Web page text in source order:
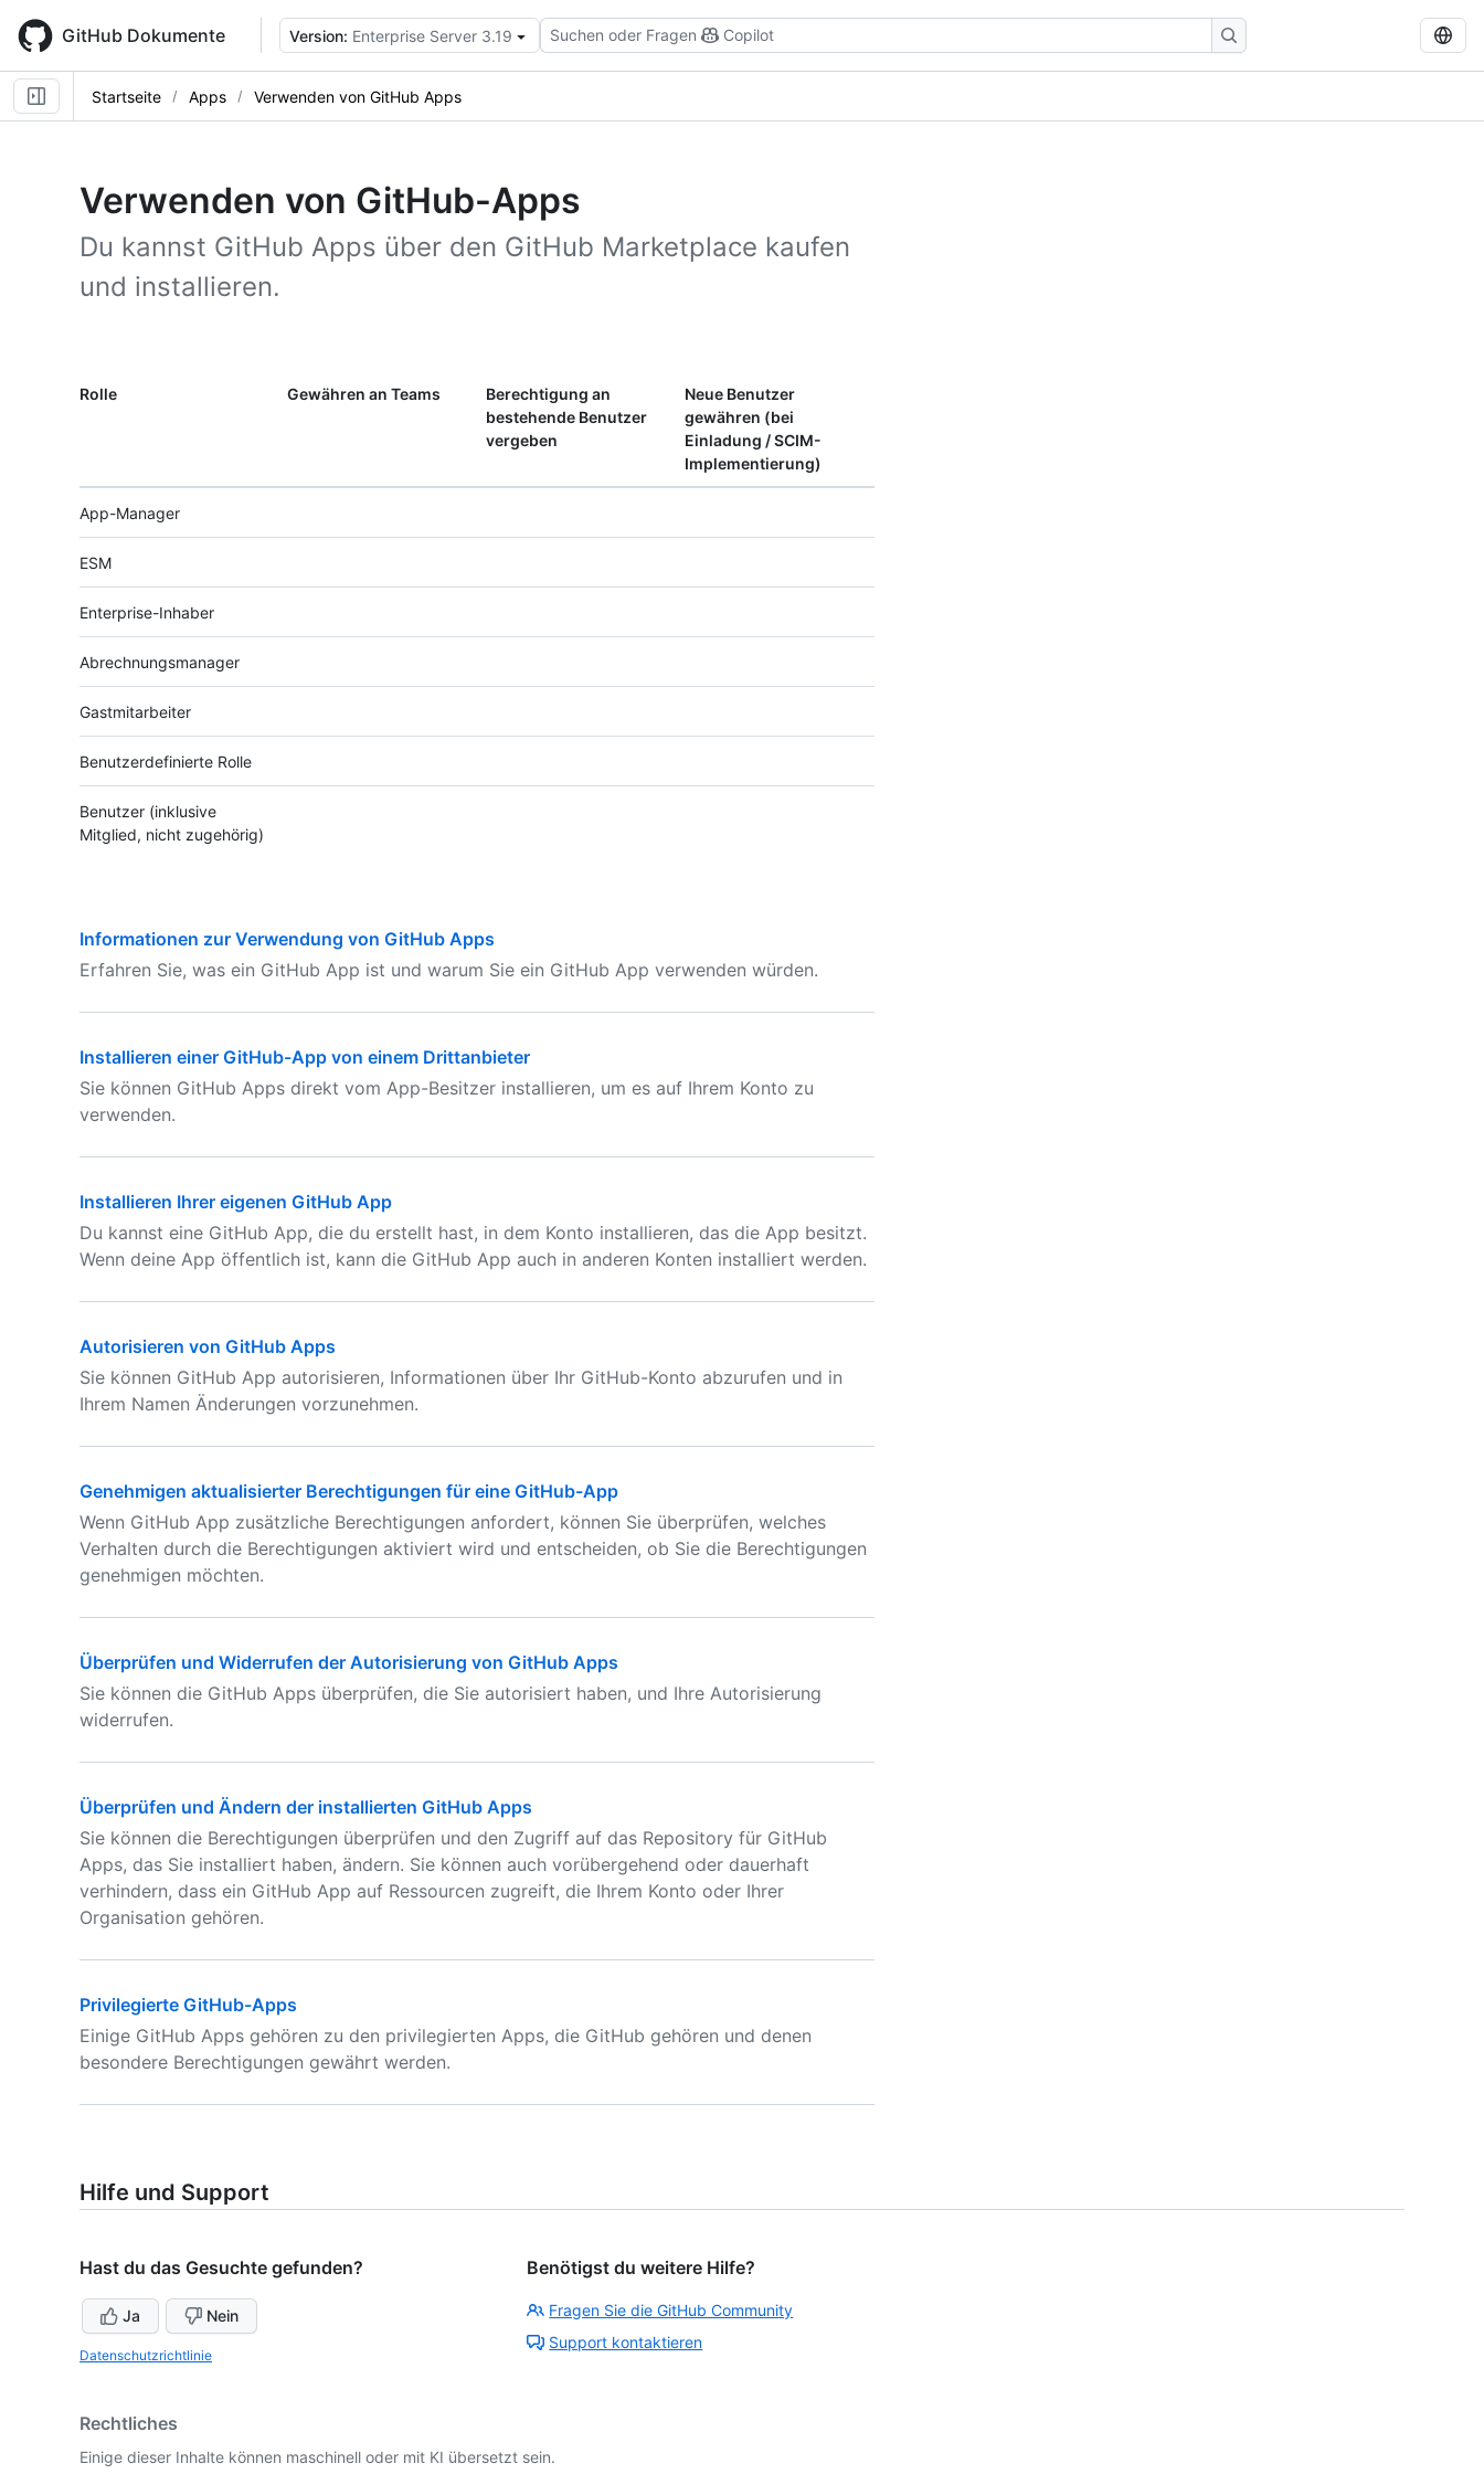
main
content
GitHub Dokumente Version: Enterprise Server 3.19 Suchen oder Fragen Copilot
Startseite Apps Verwenden von GitHub Apps
Verwenden von GitHub-Apps
Du kannst GitHub Apps über den GitHub Marketplace kaufen
und installieren.
Rolle Gewähren an Teams
Berechtigung an
bestehende Benutzer
vergeben
Neue Benutzer
gewähren (bei
Einladung / SCIM-
Implementierung)
App-Manager
ESM
Enterprise-Inhaber
Abrechnungsmanager
Gastmitarbeiter
Benutzerdefinierte Rolle
Benutzer (inklusive
Mitglied, nicht zugehörig)
Informationen zur Verwendung von GitHub Apps
Erfahren Sie, was ein GitHub App ist und warum Sie ein GitHub App verwenden würden.
Installieren einer GitHub-App von einem Drittanbieter
Sie können GitHub Apps direkt vom App-Besitzer installieren, um es auf Ihrem Konto zu
verwenden.
Installieren Ihrer eigenen GitHub App
Du kannst eine GitHub App, die du erstellt hast, in dem Konto installieren, das die App besitzt.
Wenn deine App öffentlich ist, kann die GitHub App auch in anderen Konten installiert werden.
Autorisieren von GitHub Apps
Sie können GitHub App autorisieren, Informationen über Ihr GitHub-Konto abzurufen und in
Ihrem Namen Änderungen vorzunehmen.
Genehmigen aktualisierter Berechtigungen für eine GitHub-App
Wenn GitHub App zusätzliche Berechtigungen anfordert, können Sie überprüfen, welches
Verhalten durch die Berechtigungen aktiviert wird und entscheiden, ob Sie die Berechtigungen
genehmigen möchten.
Überprüfen und Widerrufen der Autorisierung von GitHub Apps
Sie können die GitHub Apps überprüfen, die Sie autorisiert haben, und Ihre Autorisierung
widerrufen.
Überprüfen und Ändern der installierten GitHub Apps
Sie können die Berechtigungen überprüfen und den Zugriff auf das Repository für GitHub
Apps, das Sie installiert haben, ändern. Sie können auch vorübergehend oder dauerhaft
verhindern, dass ein GitHub App auf Ressourcen zugreift, die Ihrem Konto oder Ihrer
Organisation gehören.
Privilegierte GitHub-Apps
Einige GitHub Apps gehören zu den privilegierten Apps, die GitHub gehören und denen
besondere Berechtigungen gewährt werden.
Hilfe und Support
Hast du das Gesuchte gefunden?
Ja Nein
Datenschutzrichtlinie
Benötigst du weitere Hilfe?
Fragen Sie die GitHub Community
Support kontaktieren
Rechtliches
Einige dieser Inhalte können maschinell oder mit KI übersetzt sein.